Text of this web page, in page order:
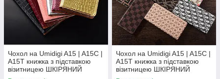
Чохол на Umidigi A15 | A15C |
A15T книжка з підставкою
візитницею ШКІРЯНИЙ
протиударний магнітний
Чохол на Umidigi A15 | A15C |
A15T книжка з підставкою
візитницею ШКІРЯНИЙ
протиударний магнітний